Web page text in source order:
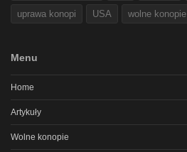
uprawa konopi USA wolne konopie
Menu
Home
Artykuły
Wolne konopie